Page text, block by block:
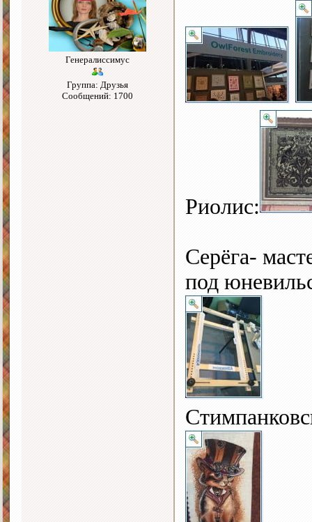
Генералиссимус
Группа: Друзья
Сообщений: 1700
Риолис:
Серёга-
под